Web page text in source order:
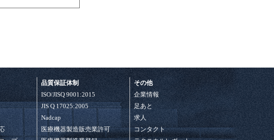
品質保証体制
ISO/JISQ 9001:2015
JIS Q 17025:2005
Nadcap
医療機器製造販売業許可
その他
企業情報
足あと
求人
コンタクト